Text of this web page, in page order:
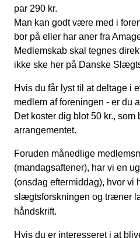
par 290 kr.
Man kan godt være med i
bor på eller har aner fra
Medlemskab skal tegnes
ikke ske her på Danske
Hvis du får lyst til at deltage i
medlem af foreningen - er du
Det koster dig blot 50 kr., som
arrangementet.
Foruden månedlige
(mandagsaftener), har vi en
(onsdag eftermiddag), hvor vi
slægtsforskningen og træner
håndskrift.
Hvis du er interesseret i at